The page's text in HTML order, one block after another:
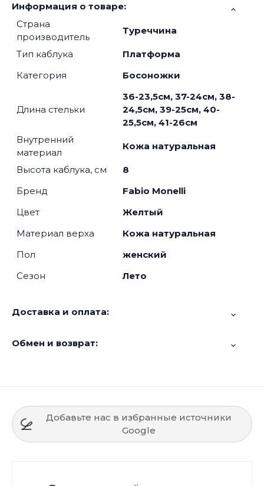
Информация о товаре:
Страна
производитель
Туреччина
Тип каблука
Платформа
Категория
Босоножки
Длина стельки
36-23,5см, 37-24см, 38-
24,5см, 39-25см, 40-
25,5см, 41-26см
Внутренний
материал
Кожа натуральная
Высота каблука, см
8
Бренд
Fabio Monelli
Цвет
Желтый
Материал верха
Кожа натуральная
Пол
женский
Сезон
Лето
Доставка и оплата:
Обмен и возврат:
Добавьте нас в избранные источники
Google